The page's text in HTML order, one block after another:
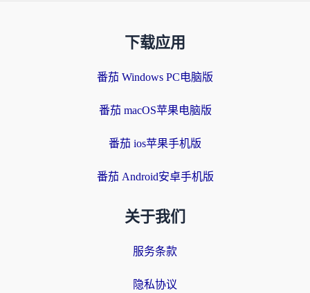
下载应用
番茄 Windows PC电脑版
番茄 macOS苹果电脑版
番茄 ios苹果手机版
番茄 Android安卓手机版
关于我们
服务条款
隐私协议